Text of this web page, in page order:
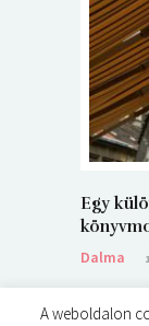
Egy
Dalma
A weboldalon